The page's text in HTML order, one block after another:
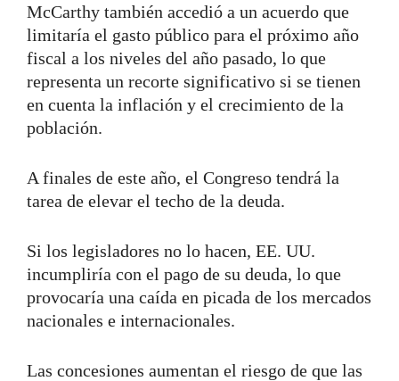
McCarthy también accedió a un acuerdo que
limitaría el gasto público para el próximo año
fiscal a los niveles del año pasado, lo que
representa un recorte significativo si se tienen
en cuenta la inflación y el crecimiento de la
población.
A finales de este año, el Congreso tendrá la
tarea de elevar el techo de la deuda.
Si los legisladores no lo hacen, EE. UU.
incumpliría con el pago de su deuda, lo que
provocaría una caída en picada de los mercados
nacionales e internacionales.
Las concesiones aumentan el riesgo de que las